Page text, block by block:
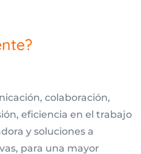
colaboración,
eficiencia en el trabajo
y soluciones a
para una mayor